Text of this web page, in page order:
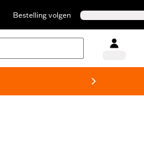
Bestelling volgen